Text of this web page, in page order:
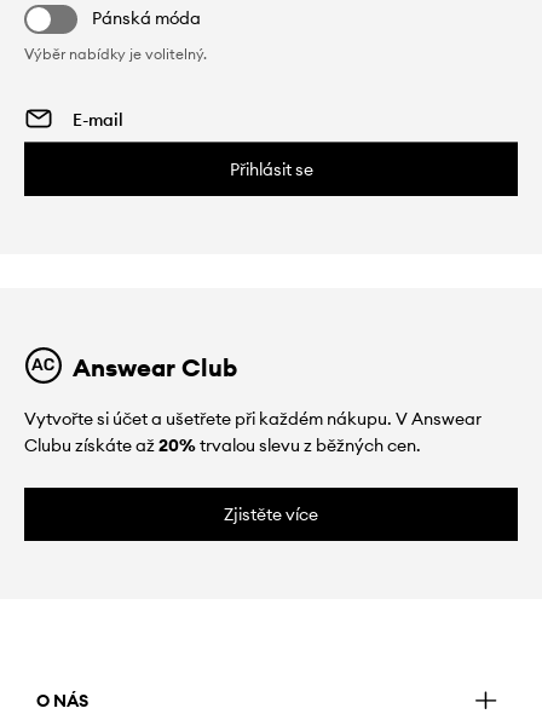
Pánská móda
Výběr nabídky je volitelný.
Přihlásit se
Answear Club
Vytvořte si účet a ušetřete při každém nákupu. V Answear
Clubu získáte až20%trvalou slevu z běžných cen.
Zjistěte více
O NÁS